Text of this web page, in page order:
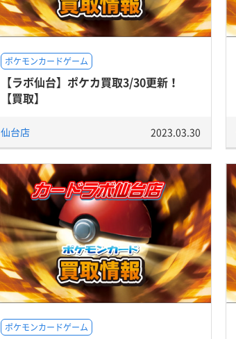
ポケモンカードゲーム
【ラボ仙台】ポケカ買取3/30更新！
【買取】
仙台店 2023.03.30
ポケモンカードゲーム